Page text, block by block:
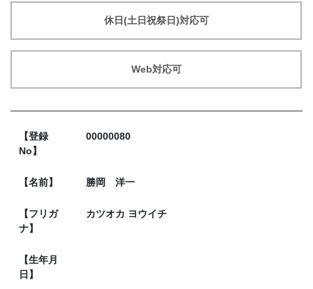
休日(土日祝祭日)対応可
Web対応可
【登録
No】
00000080
【名前】 勝岡 洋一
【フリガ
ナ】
カツオカ ヨウイチ
【生年月
日】